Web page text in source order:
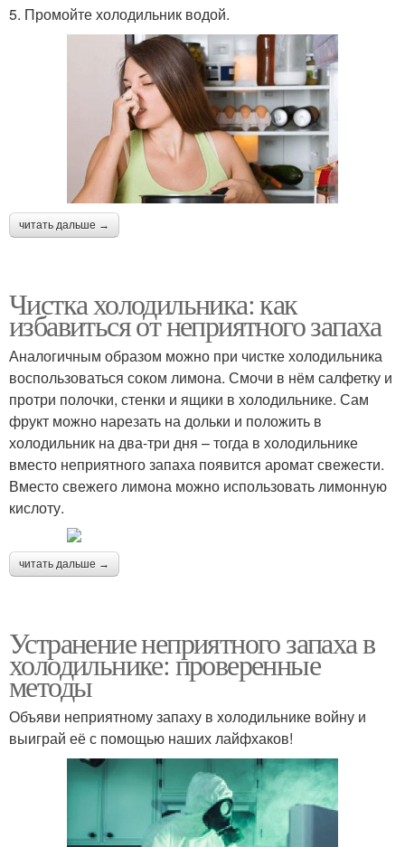
5. Промойте холодильник водой.
читать дальше →
Чистка холодильника: как
избавиться от неприятного запаха
Аналогичным образом можно при чистке холодильника
воспользоваться соком лимона. Смочи в нём салфетку и
протри полочки, стенки и ящики в холодильнике. Сам
фрукт можно нарезать на дольки и положить в
холодильник на два-три дня – тогда в холодильнике
вместо неприятного запаха появится аромат свежести.
Вместо свежего лимона можно использовать лимонную
кислоту.
читать дальше →
Устранение неприятного запаха в
холодильнике: проверенные
методы
Объяви неприятному запаху в холодильнике войну и
выиграй её с помощью наших лайфхаков!